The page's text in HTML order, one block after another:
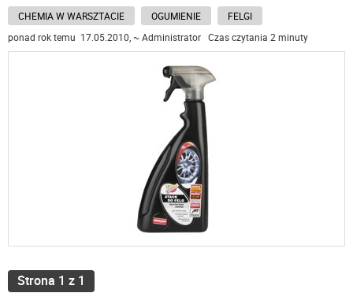
CHEMIA W WARSZTACIE OGUMIENIE
FELGI
ponad rok temu 17.05.2010, ~ Administrator Czas czytania 2 minuty
Strona 1 z 1